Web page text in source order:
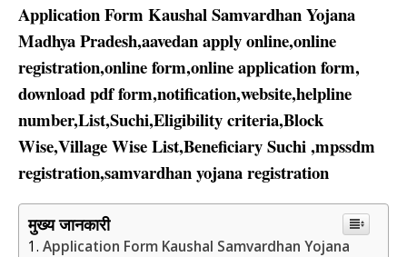
Application Form Kaushal Samvardhan Yojana
Madhya Pradesh,aavedan apply online,online
registration,online form,online application form,
download pdf form,notification,website,helpline
number,List,Suchi,Eligibility criteria,Block
Wise,Village Wise List,Beneficiary Suchi ,mpssdm
registration,samvardhan yojana registration
मुख्य जानकारी
Application Form Kaushal Samvardhan Yojana